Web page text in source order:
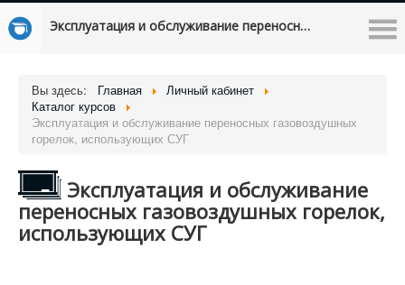
Эксплуатация и обслуживание переносных газовоздушных горелок, использующих СУГ
Вы здесь: Главная
Личный кабинет
Каталог курсов
Эксплуатация и обслуживание переносных газовоздушных
горелок, использующих СУГ
Эксплуатация и обслуживание
переносных газовоздушных горелок,
использующих СУГ